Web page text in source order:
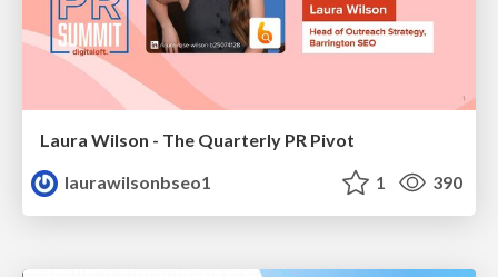
Laura Wilson - The Quarterly PR Pivot
laurawilsonbseo1
1 390